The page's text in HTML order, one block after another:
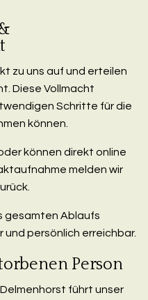
zu uns auf und erteilen
Diese Vollmacht
Schritte für die
können.
können direkt online
melden wir
gesamten Ablaufs
persönlich erreichbar.
Person
führt unser